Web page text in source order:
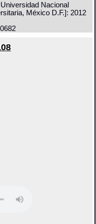
Nacional
México D.F.]: 2012